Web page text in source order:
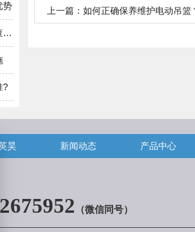
势
电动吊篮各零部件主要检查哪些?
?
上一篇： 如何正确保养维护电动吊篮
昊 新闻动态 产品中心
（微信同号）